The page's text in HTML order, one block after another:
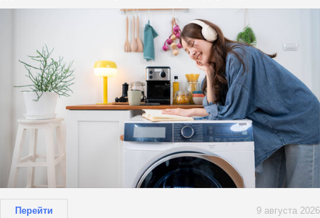
Перейти 9 августа 2026